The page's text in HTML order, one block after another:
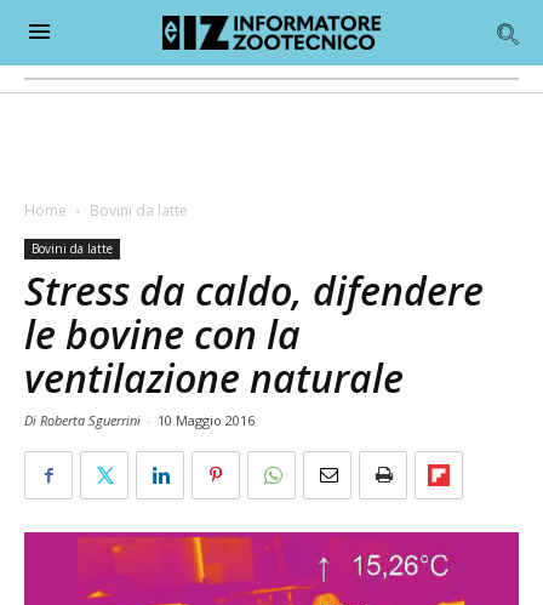
Home Bovini da latte
Bovini da latte
Stress da caldo, difendere
le bovine con la
ventilazione naturale
Di Roberta Sguerrini - 10 Maggio 2016